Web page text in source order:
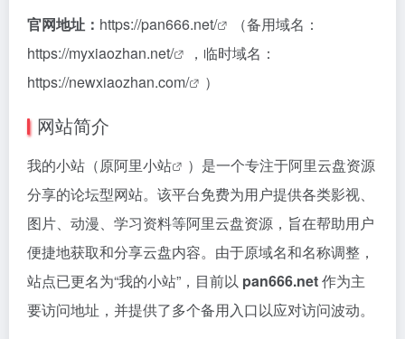
官网地址： https://pan666.net/
（备用域名：
https://myxiaozhan.net/
，临时域名：
https://newxiaozhan.com/
）
网站简介
我的小站（原阿里小站
）是一个专注于阿里云盘资源
分享的论坛型网站。该平台免费为用户提供各类影视、
图片、动漫、学习资料等阿里云盘资源，旨在帮助用户
便捷地获取和分享云盘内容。由于原域名和名称调整，
站点已更名为“我的小站”，目前以 pan666.net作为主
要访问地址，并提供了多个备用入口以应对访问波动。